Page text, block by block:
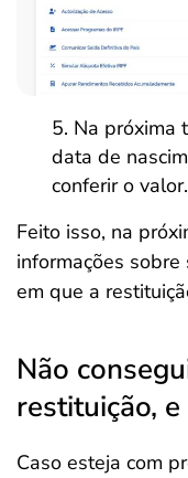
Na próxima
data de
conferir o valor.
Feito isso, na
informações
em que a
Não
restituição,
Caso esteja com